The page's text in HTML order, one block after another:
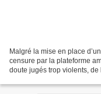
Malgré la mise en place
censure par la plateforme
doute jugés trop violents, de